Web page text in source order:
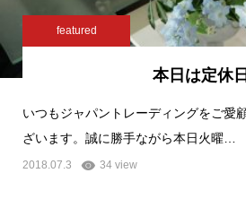
featured
本日は定休日
いつもジャパントレーディングをご愛
ざいます。誠に勝手ながら本日火曜…
2018.07.3 34 view